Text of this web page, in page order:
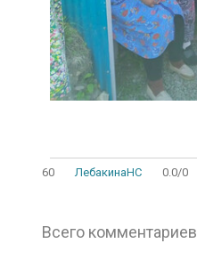
60 ЛебакинаНС 0.0/0
Всего комментариев